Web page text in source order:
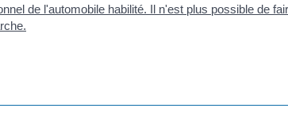
de l'automobile habilité. Il n'est plus possible de